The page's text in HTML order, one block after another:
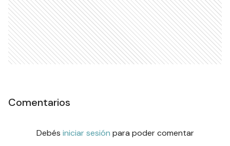
Comentarios
Debés iniciar sesión para poder comentar